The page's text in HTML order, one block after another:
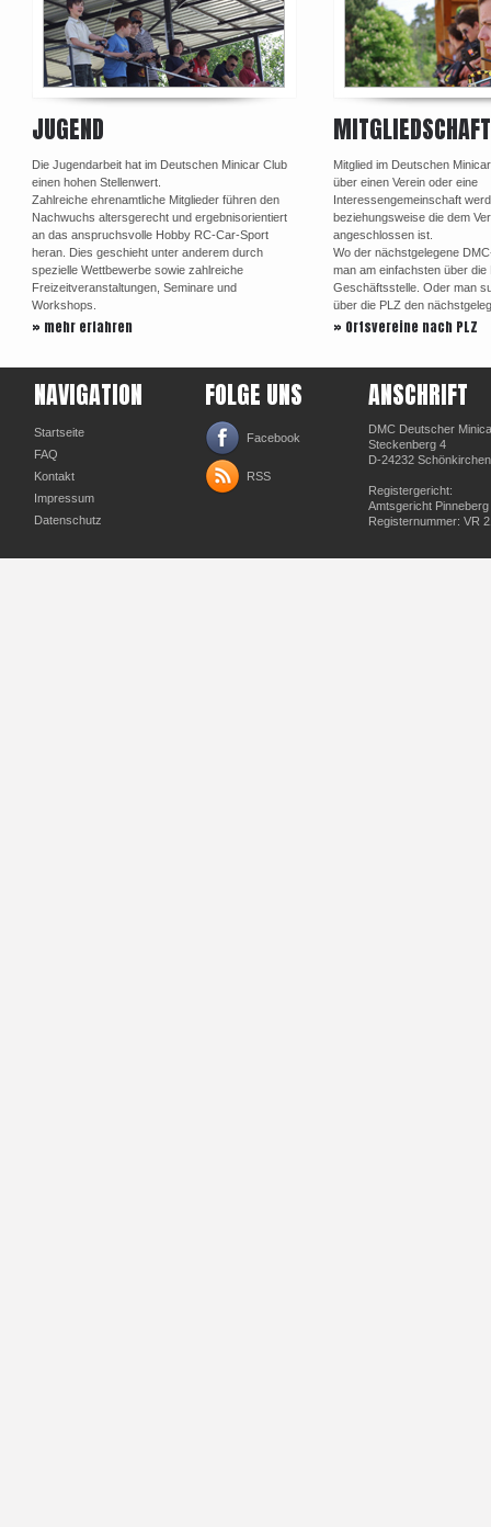
JUGEND
Die Jugendarbeit hat im Deutschen Minicar Club
einen hohen Stellenwert.
Zahlreiche ehrenamtliche Mitglieder führen den
Nachwuchs altersgerecht und ergebnisorientiert
an das anspruchsvolle Hobby RC-Car-Sport
heran. Dies geschieht unter anderem durch
spezielle Wettbewerbe sowie zahlreiche
Freizeitveranstaltungen, Seminare und
Workshops.
» mehr erfahren
MITGLIEDSCHAFT
Mitglied im Deutschen
über einen Verein oder eine
Interessengemeinschaft
beziehungsweise die dem
angeschlossen ist.
Wo der nächstgelegene
man am einfachsten über die
Geschäftsstelle. Oder man
über die PLZ den
» Ortsvereine nach PLZ
NAVIGATION
Startseite
FAQ
Kontakt
Impressum
Datenschutz
FOLGE UNS
Facebook
RSS
ANSCHRIFT
DMC Deutscher
Steckenberg 4
D-24232 Schönkirchen
Registergericht:
Amtsgericht Pinneberg
Registernummer: VR